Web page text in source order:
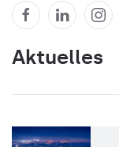
Aktuelles